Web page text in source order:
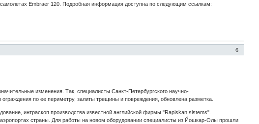
Embraer 120. Подробная информация доступна по следующим ссылкам:
6
изменения. Так, специалисты Санкт-Петербургского научно-
по ее периметру, залиты трещины и повреждения, обновлена разметка.
интраскоп производства известной английской фирмы "Rapiskan sistems".
страны. Для работы на новом оборудовании специалисты из Йошкар-Олы прошли